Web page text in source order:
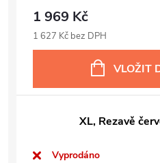
1 969 Kč
1 627 Kč bez DPH
VLOŽIT
XL, Rezavě
Vyprodáno